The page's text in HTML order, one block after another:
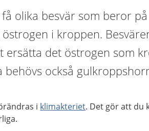
olika besvär som beror
i kroppen.
ersätta det östrogen som
behövs också
i klimakteriet. Det gör att du